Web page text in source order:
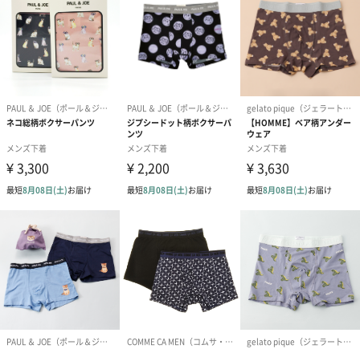
生花のブーケを同梱します。
※9-15時にご注文いただく場合、最短のお届け可能日が通常より
も1日遅くなります。
わり）（1,880円）
ドライフラワー・プリザーブドフラワー
自然のお花で作ったドライフラワー・プリザーブドフラワーを同
一部花材が写真と異なる場合がございます。予めご了承くださ